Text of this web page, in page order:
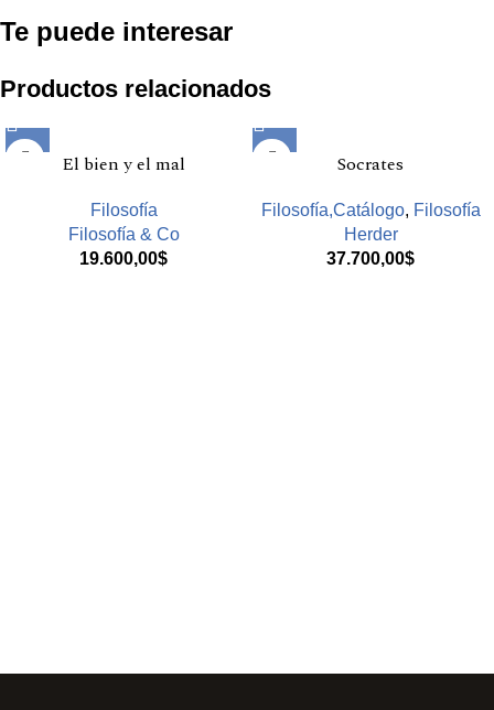
Te puede interesar
Productos relacionados
El bien y el mal
Filosofía
Filosofía & Co
19.600,00$
Socrates
Filosofía,Catálogo, Filosofía
Herder
37.700,00$